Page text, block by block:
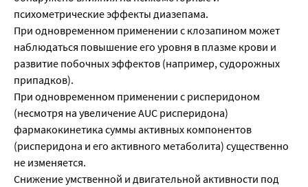
психометрические эффекты диазепама.
При одновременном применении с клозапином может
наблюдаться повышение его уровня в плазме крови и
развитие побочных эффектов (например, судорожных
припадков).
При одновременном применении с рисперидоном
(несмотря на увеличение AUC рисперидона)
фармакокинетика суммы активных компонентов
(рисперидона и его активного метаболита) существенно
не изменяется.
Снижение умственной и двигательной активности под